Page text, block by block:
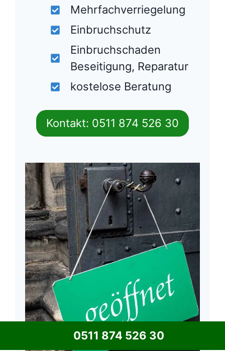
Mehrfachverriegelung
Einbruchschutz
Einbruchschaden
Beseitigung, Reparatur
kostelose Beratung
Kontakt: 0511 874 526 30
0511 874 526 30